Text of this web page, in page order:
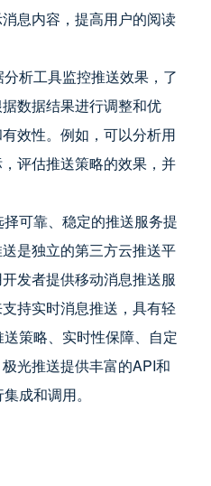
息内容，提高用户的阅读
析工具监控推送效果，了
数据结果进行调整和优
效性。例如，可以分析用
评估推送策略的效果，并
择可靠、稳定的推送服务提
是独立的第三方云推送平
发者提供移动消息推送服
持实时消息推送，具有轻
策略、实时性保障、自定
光推送提供丰富的API和
成和调用。